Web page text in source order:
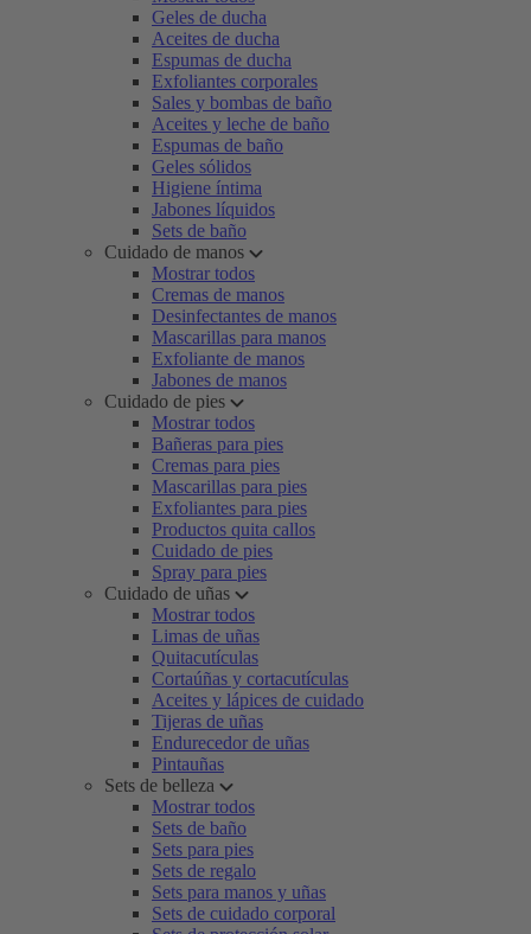
Geles de ducha
Aceites de ducha
Espumas de ducha
Exfoliantes corporales
Sales y bombas de baño
Aceites y leche de baño
Espumas de baño
Geles sólidos
Higiene íntima
Jabones líquidos
Sets de baño
Cuidado de manos
Mostrar todos
Cremas de manos
Desinfectantes de manos
Mascarillas para manos
Exfoliante de manos
Jabones de manos
Cuidado de pies
Mostrar todos
Bañeras para pies
Cremas para pies
Mascarillas para pies
Exfoliantes para pies
Productos quita callos
Cuidado de pies
Spray para pies
Cuidado de uñas
Mostrar todos
Limas de uñas
Quitacutículas
Cortaúñas y cortacutículas
Aceites y lápices de cuidado
Tijeras de uñas
Endurecedor de uñas
Pintauñas
Sets de belleza
Mostrar todos
Sets de baño
Sets para pies
Sets de regalo
Sets para manos y uñas
Sets de cuidado corporal